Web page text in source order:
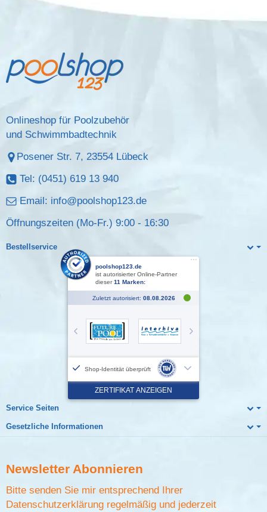
Onlineshop für Poolzubehör
und Schwimmbadtechnik
Posener Str. 7, 23554 Lübeck
Tel: (0451) 619 13 940
Email: info@poolshop123.de
Öffnungszeiten (Mo-Fr.) 9:00 - 16:30
Bestellservice
Service Seiten
Gesetzliche Informationen
Newsletter Abonnieren
Bitte senden Sie mir entsprechend Ihrer
Datenschutzerklärung regelmäßig und jederzeit